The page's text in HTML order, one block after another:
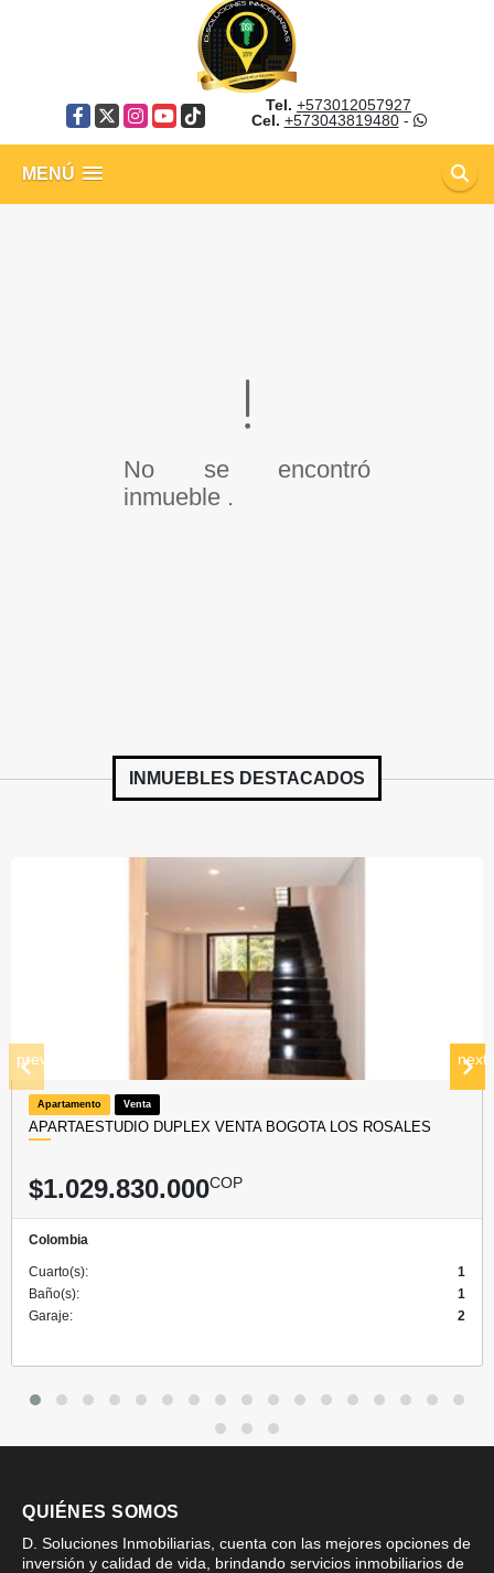
Facebook
X Instagram
YouTube
TikTok
Tel. +573012057927
Cel. +573043819480-
MENÚ
No se encontró
inmueble .
INMUEBLES DESTACADOS
Apartamento Venta
APARTAESTUDIO DUPLEX VENTA BOGOTA LOS ROSALES
$1.029.830.000COP
Colombia
Cuarto(s):
1
Baño(s):
1
Garaje:
2
prev next
QUIÉNES SOMOS
D. Soluciones Inmobiliarias, cuenta con las mejores opciones de
inversión y calidad de vida, brindando servicios inmobiliarios de